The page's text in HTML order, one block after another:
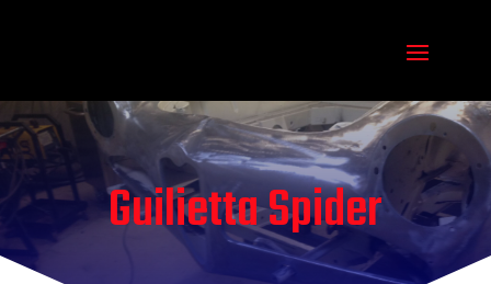
Guilietta Spider